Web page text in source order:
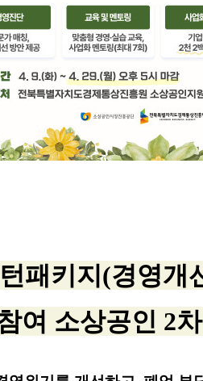
패키지(경영개
여 소상공인 2